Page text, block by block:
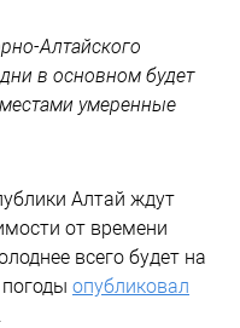
Алтайского
в основном будет
умеренные
Алтай ждут
от времени
всего будет на
опубликовал